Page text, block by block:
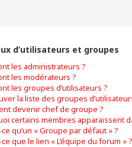
d’utilisateurs et groupes
les administrateurs ?
les modérateurs ?
les groupes d’utilisateurs ?
la liste des groupes
devenir chef de groupe ?
certains membres apparaissent
ce qu’un « Groupe par défaut » ?
ce que le lien « L’équipe du forum » ?